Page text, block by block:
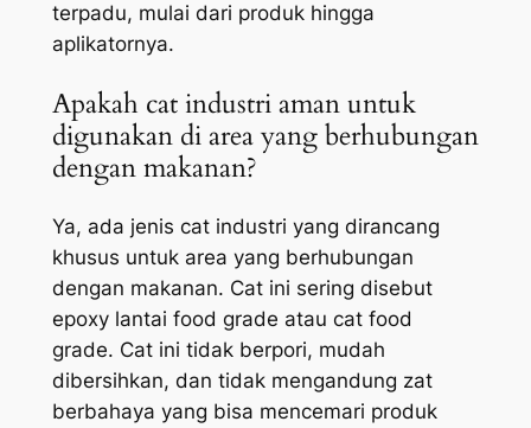
terpadu, mulai dari produk hingga
aplikatornya.
Apakah cat industri aman untuk
digunakan di area yang berhubungan
dengan makanan?
Ya, ada jenis cat industri yang dirancang
khusus untuk area yang berhubungan
dengan makanan. Cat ini sering disebut
epoxy lantai food grade atau cat food
grade. Cat ini tidak berpori, mudah
dibersihkan, dan tidak mengandung zat
berbahaya yang bisa mencemari produk